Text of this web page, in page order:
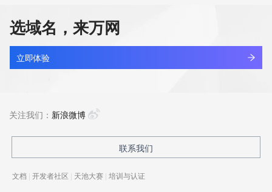
51bestcode.com
最近查询
查看详情
新注册
选域名，来万网
立即体验
关注我们： 新浪微博
联系我们
文档 | 开发者社区 | 天池大赛 | 培训与认证